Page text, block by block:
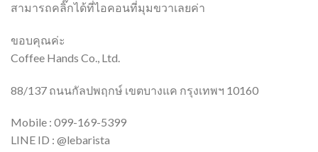
สามารถคลิ๊กได้ที่ไอคอนที่มุมขวาเลยค่า
ขอบคุณค่ะ
Coffee Hands Co., Ltd.
88/137 ถนนกัลปพฤกษ์ เขตบางแค กรุงเทพฯ 10160
Mobile : 099-169-5399
LINE ID : @lebarista